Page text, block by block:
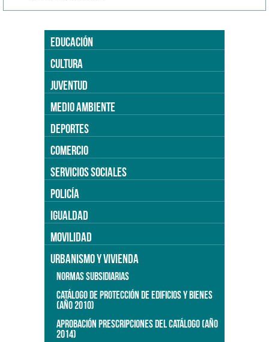
EDUCACIÓN
CULTURA
JUVENTUD
MEDIO AMBIENTE
DEPORTES
COMERCIO
SERVICIOS SOCIALES
POLICÍA
IGUALDAD
MOVILIDAD
URBANISMO Y VIVIENDA
NORMAS SUBSIDIARIAS
CATÁLOGO DE PROTECCIÓN DE EDIFICIOS Y BIENES
(AÑO 2010)
APROBACIÓN PRESCRIPCIONES DEL CATÁLOGO (AÑO
2014)